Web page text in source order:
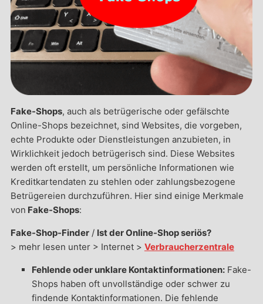
Fake-Shops, auch als betrügerische oder gefälschte
Online-Shops bezeichnet, sind Websites, die vorgeben,
echte Produkte oder Dienstleistungen anzubieten, in
Wirklichkeit jedoch betrügerisch sind. Diese Websites
werden oft erstellt, um persönliche Informationen wie
Kreditkartendaten zu stehlen oder zahlungsbezogene
Betrügereien durchzuführen. Hier sind einige Merkmale
von Fake-Shops:
Fake-Shop-Finder/ Ist der Online-Shop seriös?
> mehr lesen unter > Internet > Verbraucherzentrale
Fehlende oder unklare Kontaktinformationen:Fake-
Shops haben oft unvollständige oder schwer zu
findende Kontaktinformationen. Die fehlende